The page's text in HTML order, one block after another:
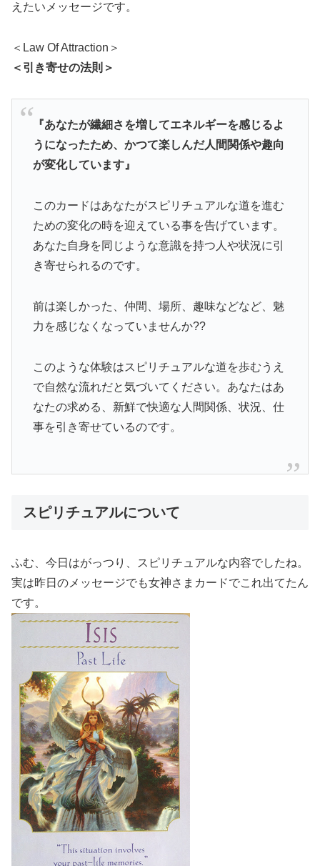
えたいメッセージです。
＜Law Of Attraction＞
＜引き寄せの法則＞
『あなたが繊細さを増してエネルギーを感じるよ
うになったため、かつて楽しんだ人間関係や趣向
が変化しています』
このカードはあなたがスピリチュアルな道を進む
ための変化の時を迎えている事を告げています。
あなた自身を同じような意識を持つ人や状況に引
き寄せられるのです。
前は楽しかった、仲間、場所、趣味などなど、魅
力を感じなくなっていませんか??
このような体験はスピリチュアルな道を歩むうえ
で自然な流れだと気づいてください。あなたはあ
なたの求める、新鮮で快適な人間関係、状況、仕
事を引き寄せているのです。
スピリチュアルについて
ふむ、今日はがっつり、スピリチュアルな内容でしたね。
実は昨日のメッセージでも女神さまカードでこれ出てたん
です。